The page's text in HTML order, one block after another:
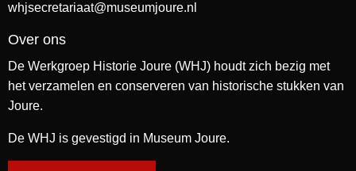
whjsecretariaat@museumjoure.nl
Over ons
De Werkgroep Historie Joure (WHJ) houdt zich bezig met
het verzamelen en conserveren van historische stukken van
Joure.
De WHJ is gevestigd in Museum Joure.